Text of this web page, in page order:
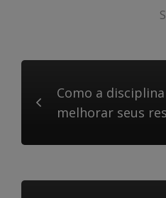
Como a
melhorar seus